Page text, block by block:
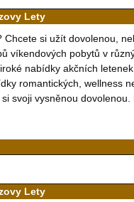
Lety
si užít dovolenou,
víkendových pobytů v
nabídky akčních
romantických, wellness
svoji vysněnou
Lety